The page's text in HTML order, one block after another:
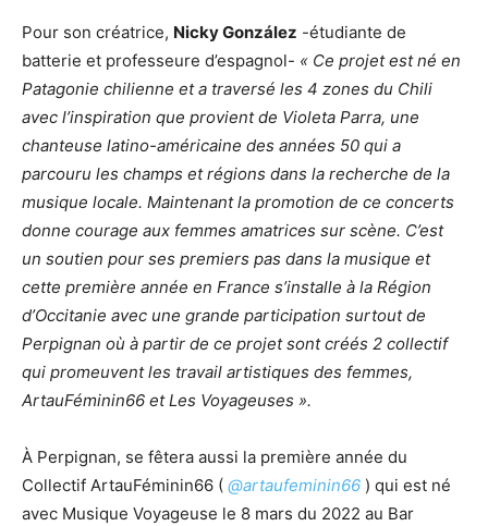
Pour son créatrice, Nicky González -étudiante de
batterie et professeure d’espagnol- « Ce projet est né en
Patagonie chilienne et a traversé les 4 zones du Chili
avec l’inspiration que provient de Violeta Parra, une
chanteuse latino-américaine des années 50 qui a
parcouru les champs et régions dans la recherche de la
musique locale. Maintenant la promotion de ce concerts
donne courage aux femmes amatrices sur scène. C’est
un soutien pour ses premiers pas dans la musique et
cette première année en France s’installe à la Région
d’Occitanie avec une grande participation surtout de
Perpignan où à partir de ce projet sont créés 2 collectif
qui promeuvent les travail artistiques des femmes,
ArtauFéminin66 et Les Voyageuses ».
À Perpignan, se fêtera aussi la première année du
Collectif ArtauFéminin66 ( @artaufeminin66 ) qui est né
avec Musique Voyageuse le 8 mars du 2022 au Bar